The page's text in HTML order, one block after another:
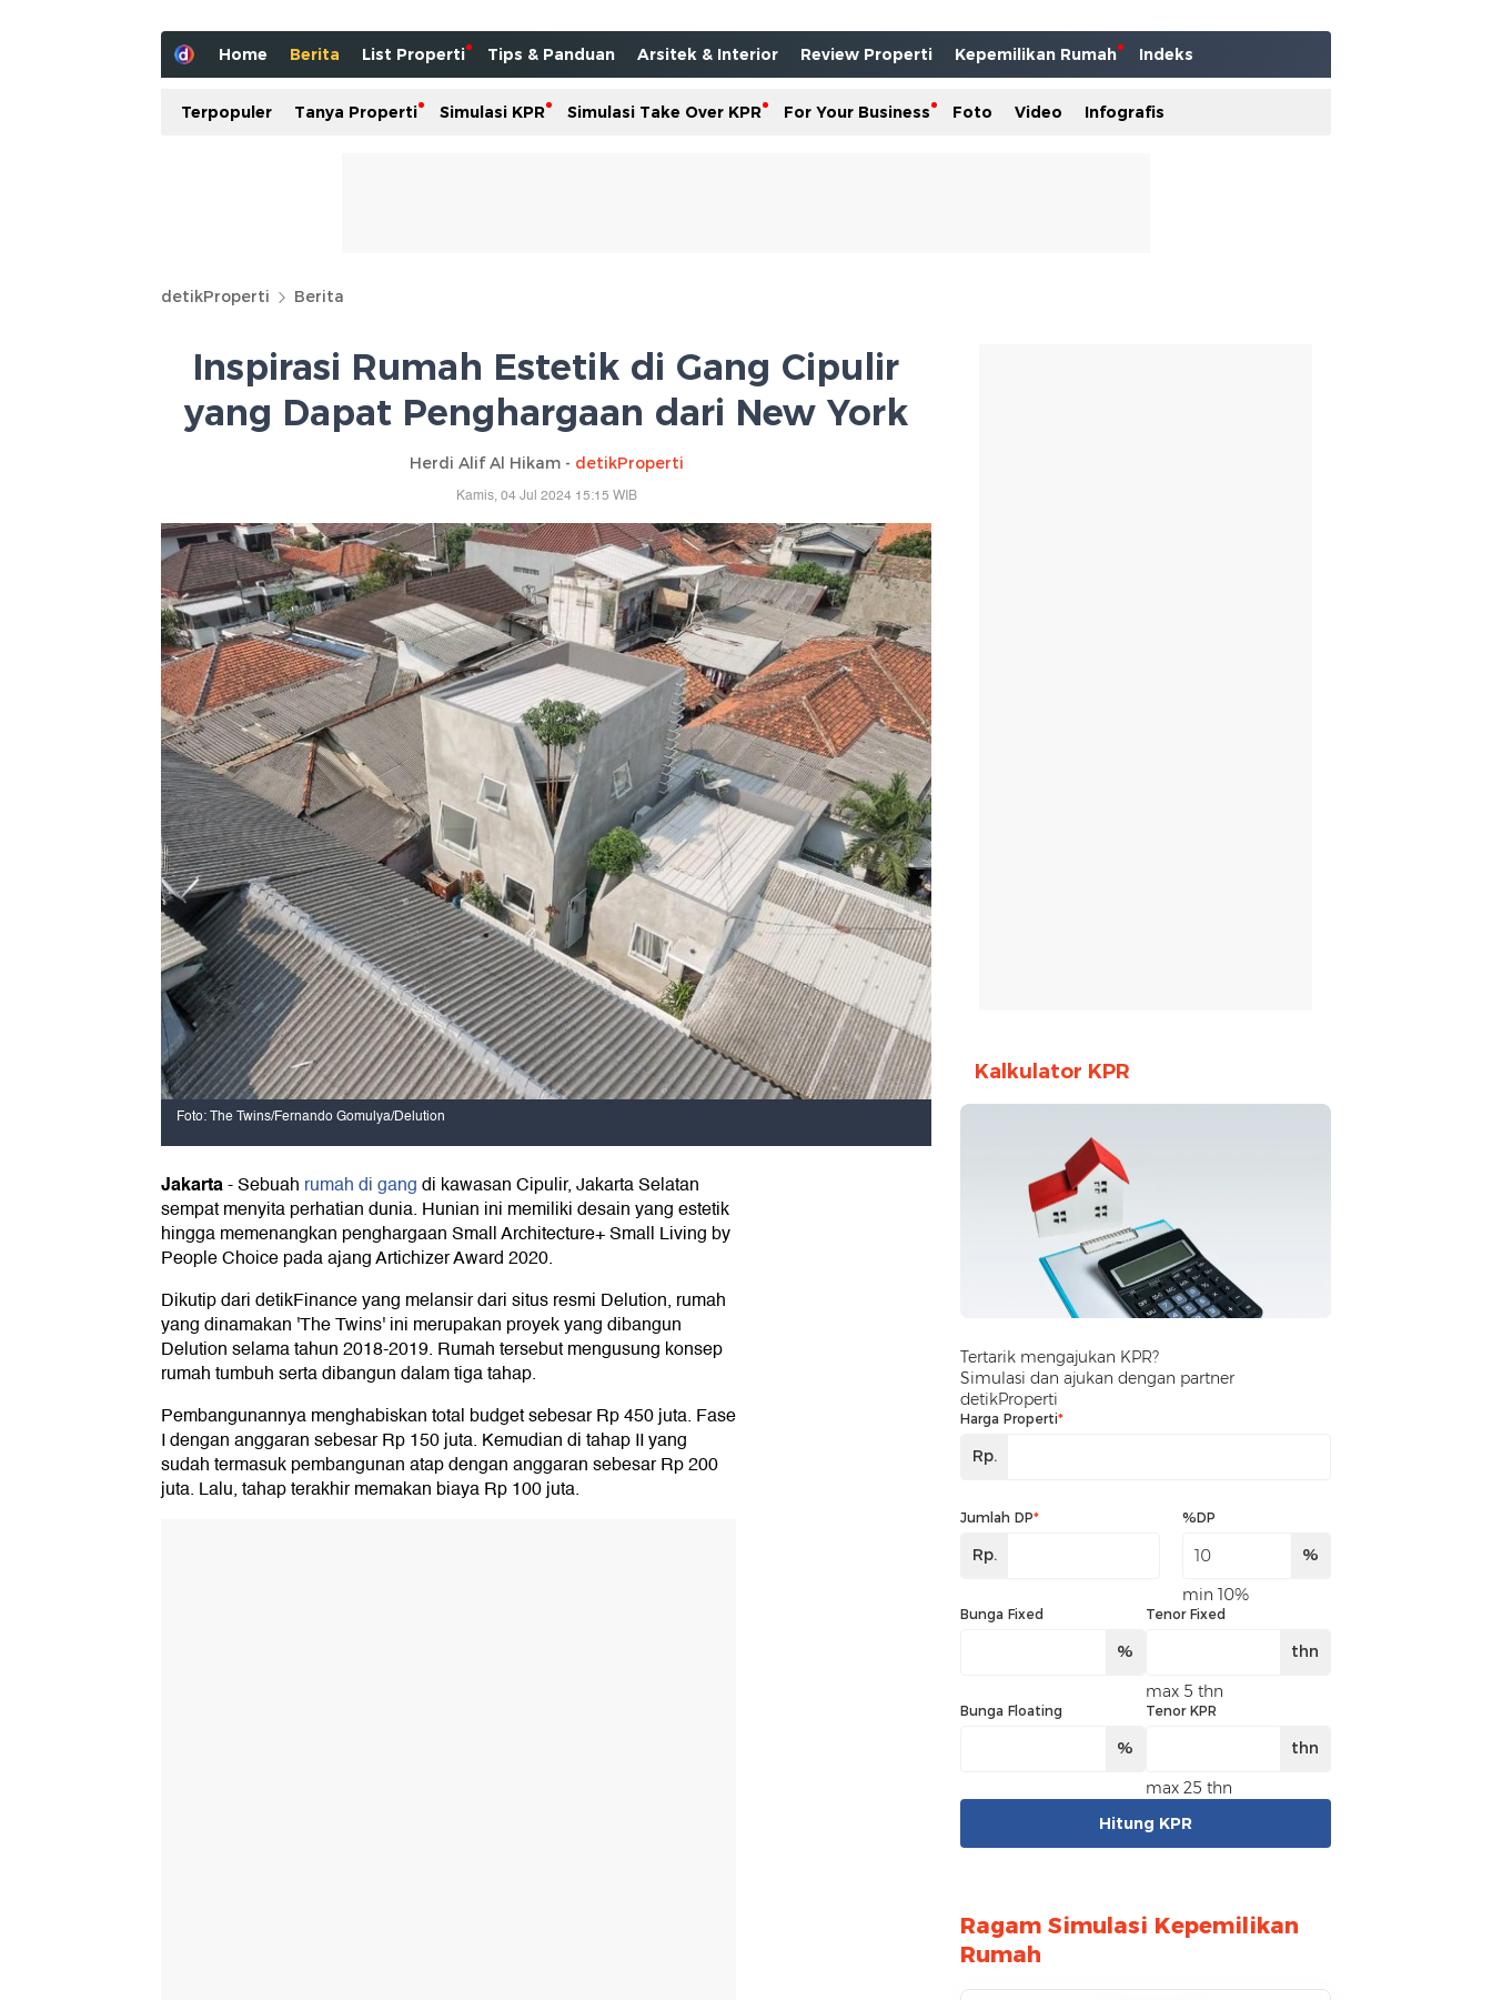
Home Berita List Properti Tips & Panduan Arsitek & Interior Review Properti Kepemilikan Rumah Indeks
Terpopuler Tanya Properti Simulasi KPR Simulasi Take Over KPR For Your Business Foto Video Infografis
detikProperti Berita
Inspirasi Rumah Estetik di Gang Cipulir
yang Dapat Penghargaan dari New York
Herdi Alif Al Hikam - detikProperti
Kamis, 04 Jul 2024 15:15 WIB
Foto: The Twins/Fernando Gomulya/Delution
Jakarta-Sebuah rumah di gangdi kawasan Cipulir, Jakarta Selatan
sempat menyita perhatian dunia. Hunian ini memiliki desain yang estetik
hingga memenangkan penghargaan Small Architecture+ Small Living by
People Choice pada ajang Artichizer Award 2020.
Dikutip dari detikFinance yang melansir dari situs resmi Delution, rumah
yang dinamakan 'The Twins' ini merupakan proyek yang dibangun
Delution selama tahun 2018-2019. Rumah tersebut mengusung konsep
rumah tumbuh serta dibangun dalam tiga tahap.
Pembangunannya menghabiskan total budget sebesar Rp 450 juta. Fase
I dengan anggaran sebesar Rp 150 juta. Kemudian di tahap II yang
sudah termasuk pembangunan atap dengan anggaran sebesar Rp 200
juta. Lalu, tahap terakhir memakan biaya Rp 100 juta.
Kalkulator KPR
Tertarik mengajukan KPR?
Simulasi dan ajukan dengan partner
detikProperti
Harga Properti*
Rp.
Jumlah DP*
Rp.
%DP
%
min 10%
Bunga Fixed
%
Tenor Fixed
thn
max 5 thn
Bunga Floating
%
Tenor KPR
thn
max 25 thn
Hitung KPR
Ragam Simulasi Kepemilikan
Rumah